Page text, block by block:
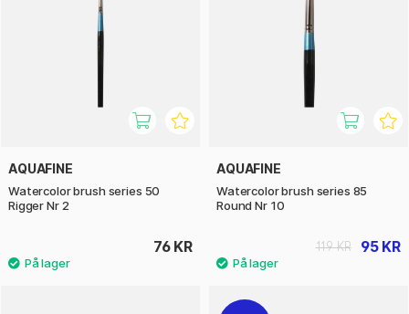
AQUAFINE
Watercolor brush series 50
Rigger Nr 2
76 KR
AQUAFINE
Watercolor brush series 85
Round Nr 10
95 KR
119 KR